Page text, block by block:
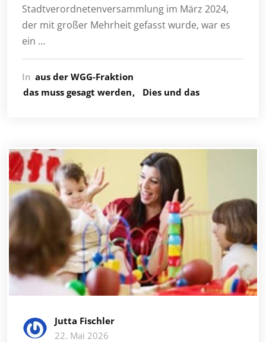
Stadtverordnetenversammlung im März 2024,
der mit großer Mehrheit gefasst wurde, war es
ein …
In aus der WGG-Fraktion
das muss gesagt werden
Dies und das
Jutta Fischler
22. Mai 2026